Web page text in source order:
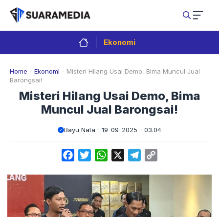
Langsung
isi
Ekonomi
Home - Ekonomi - Misteri Hilang Usai Demo, Bima Muncul Jual
Barongsai!
Misteri Hilang Usai Demo, Bima
Muncul Jual Barongsai!
Bayu Nata 19-09-2025 - 03.04
FacebookTwitterWhatsApp Telegram